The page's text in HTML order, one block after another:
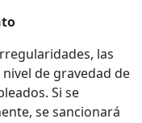
las
de gravedad de
Si se
se sancionará